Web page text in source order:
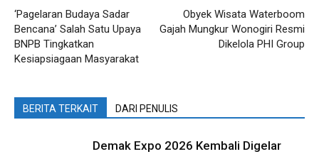
‘Pagelaran Budaya Sadar
Bencana’ Salah Satu Upaya
BNPB Tingkatkan
Kesiapsiagaan Masyarakat
Obyek Wisata Waterboom
Gajah Mungkur Wonogiri Resmi
Dikelola PHI Group
BERITA TERKAIT DARI PENULIS
Demak Expo 2026 Kembali Digelar